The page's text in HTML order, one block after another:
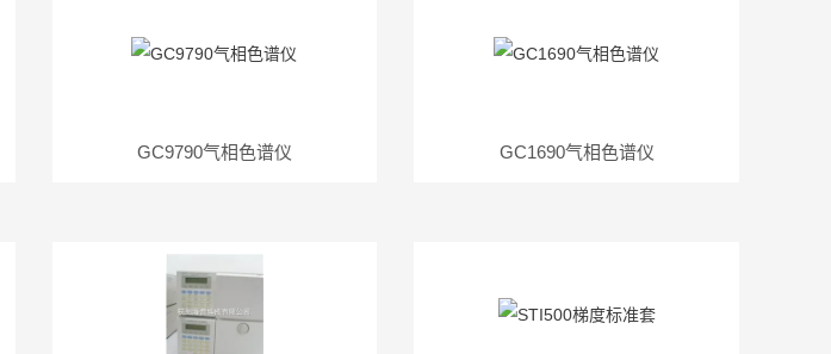
GC9790气相色谱仪 GC1690气相色谱仪